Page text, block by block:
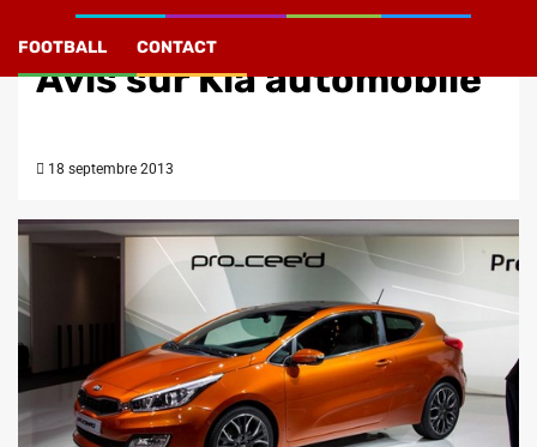
FOOTBALL CONTACT
Avis sur Kia automobile
18 septembre 2013